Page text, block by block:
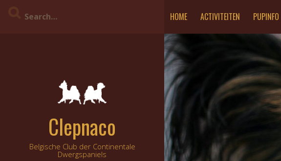
HOME ACTIVITEITEN PUPINFO
Clepnaco
Belgische Club der Continentale
Dwergspaniels